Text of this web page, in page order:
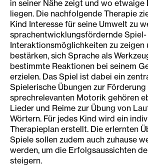
in seiner Nähe zeigt und wo etwaige
liegen. Die nachfolgende Therapie
Kind Interesse für seine Umwelt zu
sprachentwicklungsfördernde Spiel-
Interaktionsmöglichkeiten zu zeigen
bestärken, sich Sprache als
bestimmte Reaktionen bei seinem
erzielen. Das Spiel ist dabei ein
Spielerische Übungen zur
sprechrelevanten Motorik gehören
Lieder und Reime zur Übung von
Wörtern. Für jedes Kind wird ein
Therapieplan erstellt. Die erlernten
Spiele sollen zudem auch zuhause
werden, um die Erfolgsaussichten
steigern.